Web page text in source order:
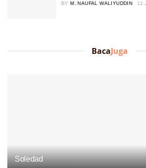
BY M. NAUFAL WALIYUDDIN 11
BacaJuga
Soledad